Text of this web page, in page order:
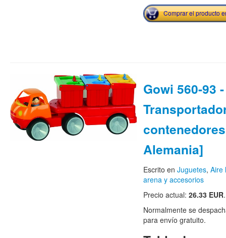
Comprar el producto
Gowi 560-93 -
Alemania]
Escrito en Juguetes, Aire
arena y accesorios
Precio actual: 26.33 EUR.
Normalmente se
para envío gratuito.